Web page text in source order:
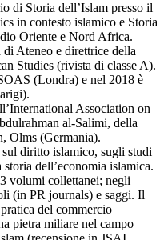
di Storia dell’Islam presso il
in contesto islamico e Storia
Oriente e Nord Africa.
Ateneo e direttrice della
Studies (rivista di classe A).
(Londra) e nel 2018 è
Association on
al-Salimi, della
Olms (Germania).
diritto islamico, sugli studi
dell’economia islamica.
volumi collettanei; negli
(in PR journals) e saggi. Il
del commercio
pietra miliare nel campo